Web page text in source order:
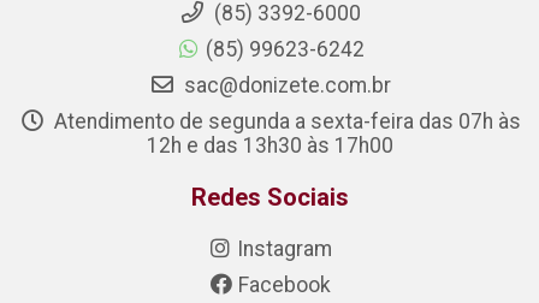
(85) 3392-6000
(85) 99623-6242
sac@donizete.com.br
Atendimento de segunda a sexta-feira das 07h às
12h e das 13h30 às 17h00
Redes Sociais
Instagram
Facebook